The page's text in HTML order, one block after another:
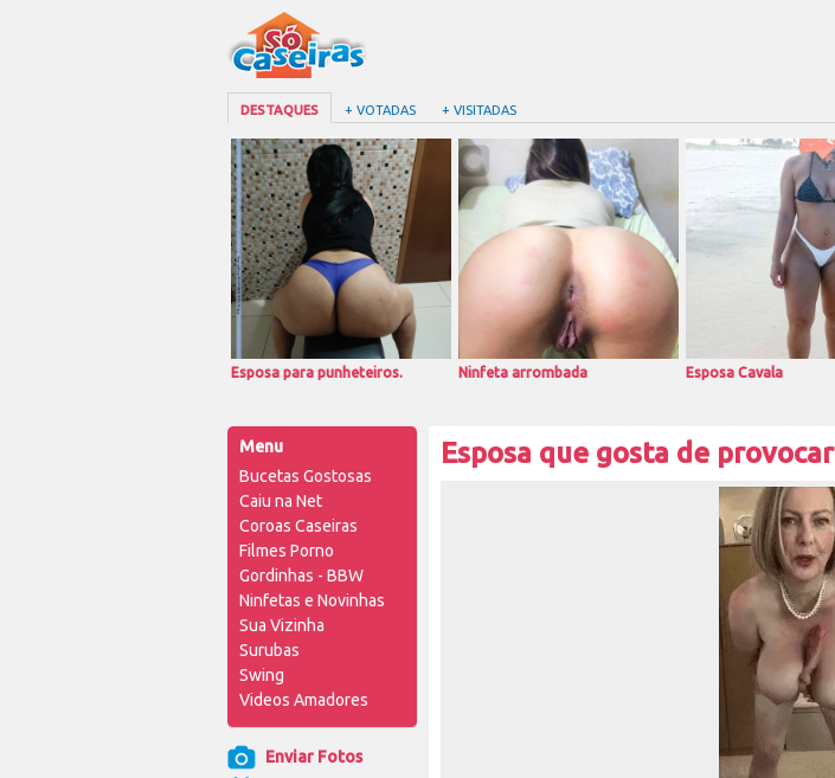
DESTAQUES + VOTADAS + VISITADAS
Esposa para punheteiros. Ninfeta arrombada Esposa Cavala
Menu
Bucetas Gostosas
Caiu na Net
Coroas Caseiras
Filmes Porno
Gordinhas - BBW
Ninfetas e Novinhas
Sua Vizinha
Surubas
Swing
Videos Amadores
Enviar Fotos
Esposa que gosta de provocar